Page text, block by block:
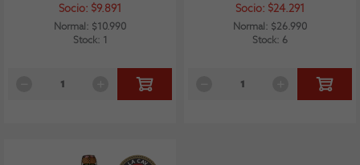
Socio: $9.891
Normal: $10.990
Stock: 1
Socio: $24.291
Normal: $26.990
Stock: 6